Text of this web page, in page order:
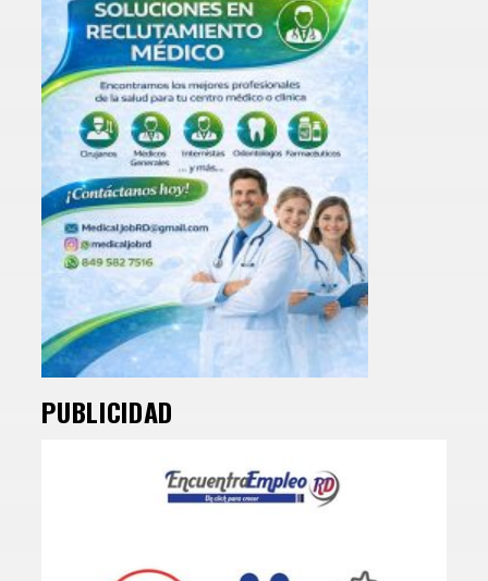
PUBLICIDAD